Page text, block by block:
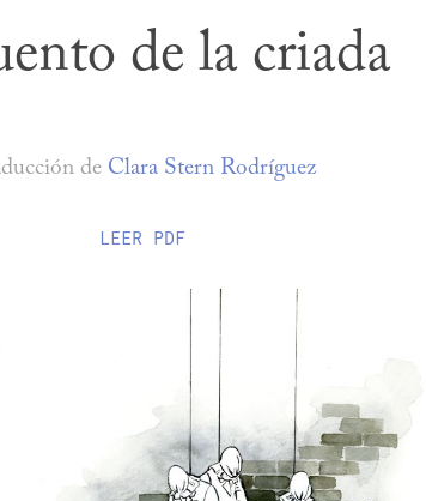
de la criada
de Clara Stern Rodríguez
LEER PDF